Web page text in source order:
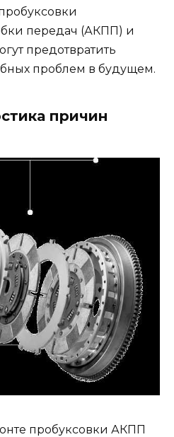
передач (АКПП) и
предотвратить
проблем в будущем.
причин
пробуксовки АКПП